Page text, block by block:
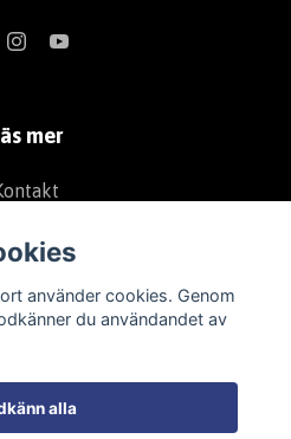
mer
använder cookies. Genom
du användandet av
alla